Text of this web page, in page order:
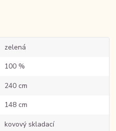
zelená
100 %
240 cm
148 cm
kovový skladací